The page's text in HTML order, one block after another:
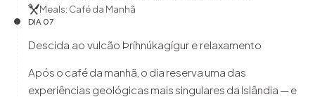
Meals: Café da Manhã
DIA 07
Descida ao vulcão Þríhnúkagígur e relaxamento
Após o café da manhã, o dia reserva uma das
experiências geológicas mais singulares da Islândia — e